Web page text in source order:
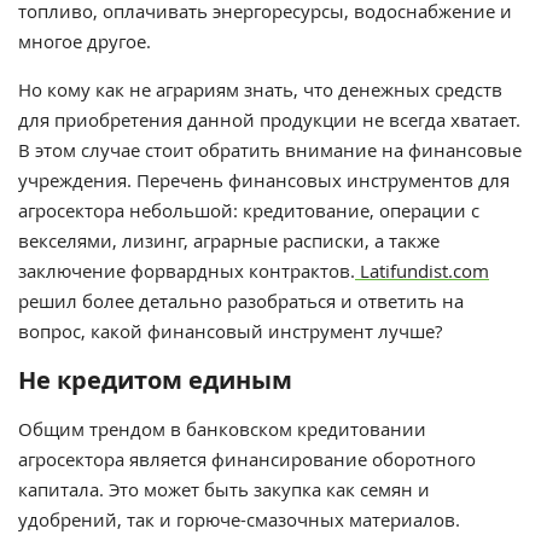
топливо, оплачивать энергоресурсы, водоснабжение и
многое другое.
Но кому как не аграриям знать, что денежных средств
для приобретения данной продукции не всегда хватает.
В этом случае стоит обратить внимание на финансовые
учреждения. Перечень финансовых инструментов для
агросектора небольшой: кредитование, операции с
векселями, лизинг, аграрные расписки, а также
заключение форвардных контрактов. Latifundist.com
решил более детально разобраться и ответить на
вопрос, какой финансовый инструмент лучше?
Не кредитом единым
Общим трендом в банковском кредитовании
агросектора является финансирование оборотного
капитала. Это может быть закупка как семян и
удобрений, так и горюче-смазочных материалов.